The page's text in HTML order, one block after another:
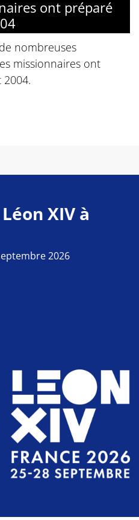
ont préparé
nombreuses
missionnaires ont
2004.
XIV à
2026